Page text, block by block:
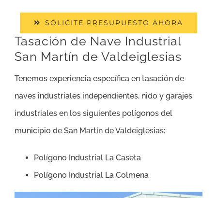
SOLICITE PRESUPUESTO AHORA
Tasación de Nave Industrial
San Martín de Valdeiglesias
Tenemos experiencia específica en tasación de
naves industriales independientes, nido y garajes
industriales en los siguientes polígonos del
municipio de San Martín de Valdeiglesias:
Polígono Industrial La Caseta
Polígono Industrial La Colmena